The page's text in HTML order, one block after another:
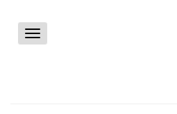
Toggle